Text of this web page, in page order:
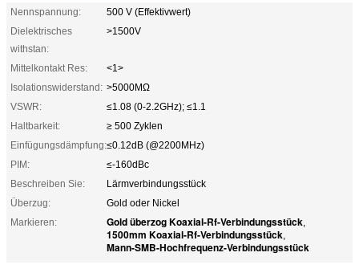
Nennspannung:
500 V (Effektivwert)
Dielektrisches
withstan:
>1500V
Mittelkontakt Res:
<1>
Isolationswiderstand: >5000MΩ
VSWR:
≤1.08 (0-2.2GHz); ≤1.1
Haltbarkeit:
≥ 500 Zyklen
Einfügungsdämpfung:≤0.12dB (@2200MHz)
PIM:
≤-160dBc
Beschreiben Sie:
Lärmverbindungsstück
Überzug:
Gold oder Nickel
Markieren:
Gold überzog Koaxial-Rf-Verbindungsstück,
1500mm Koaxial-Rf-Verbindungsstück,
Mann-SMB-Hochfrequenz-Verbindungsstück